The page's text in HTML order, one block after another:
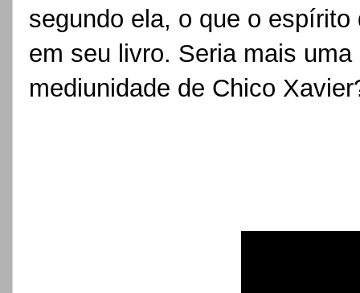
segundo ela, o que o
em seu livro. Seria mais
mediunidade de Chico